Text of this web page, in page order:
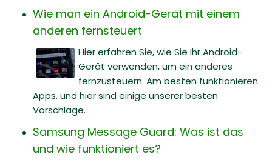
Wie man ein Android-Gerät mit einem
anderen fernsteuert
Hier erfahren Sie, wie Sie Ihr Android-
Gerät verwenden, um ein anderes
fernzusteuern. Am besten funktionieren
Apps, und hier sind einige unserer besten
Vorschläge.
Samsung Message Guard: Was ist das
und wie funktioniert es?